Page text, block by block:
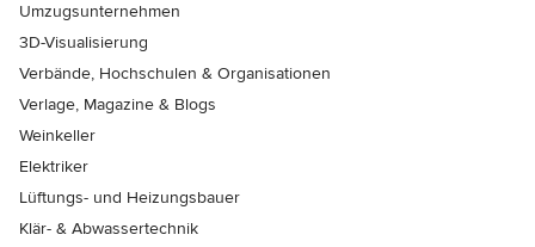
Umzugsunternehmen
3D-Visualisierung
Verbände, Hochschulen & Organisationen
Verlage, Magazine & Blogs
Weinkeller
Elektriker
Lüftungs- und Heizungsbauer
Klär- & Abwassertechnik